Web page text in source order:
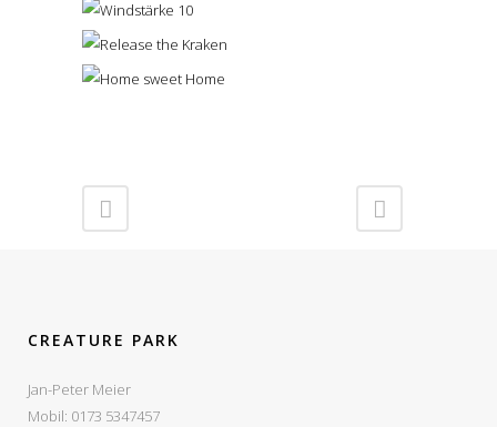
CREATURE PARK
Jan-Peter Meier
Mobil: 0173 5347457